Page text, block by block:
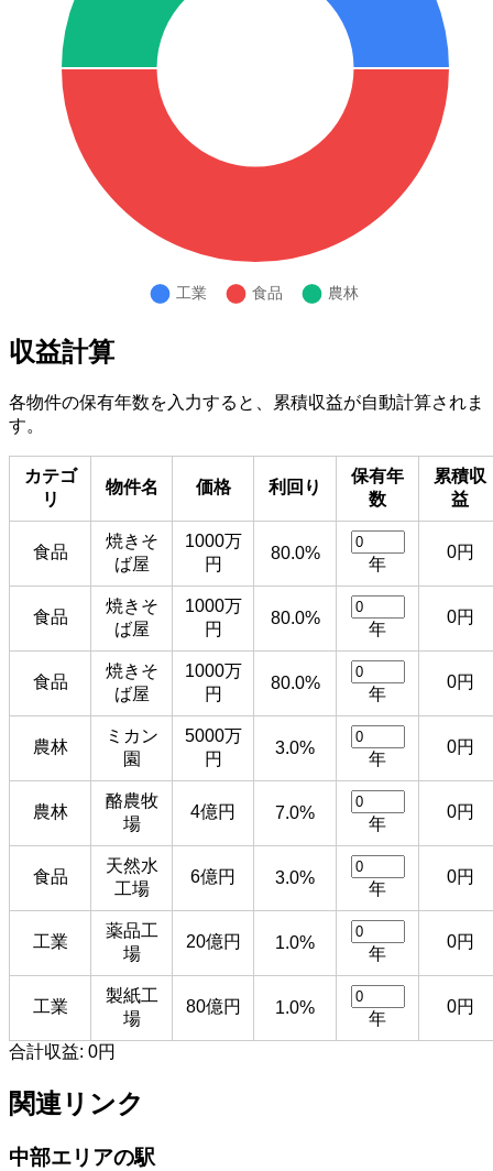
収益計算
各物件の保有年数を入力すると、累積収益が自動計算されま
す。
カテゴ
リ
物件名 価格 利回り
保有年
数
累積収
益
食品
焼きそ
ば屋
1000万
円
80.0%
年
0円
食品
焼きそ
ば屋
1000万
円
80.0%
年
0円
食品
焼きそ
ば屋
1000万
円
80.0%
年
0円
農林
ミカン
園
5000万
円
3.0%
年
0円
農林
酪農牧
場
4億円 7.0%
年
0円
食品
天然水
工場
6億円 3.0%
年
0円
工業
薬品工
場
20億円 1.0%
年
0円
工業
製紙工
場
80億円 1.0%
年
0円
合計収益: 0円
関連リンク
中部エリアの駅